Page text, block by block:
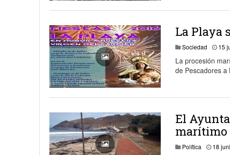
La Playa
Sociedad 15
La procesión
de Pescadores a
El
marítimo
Política 18